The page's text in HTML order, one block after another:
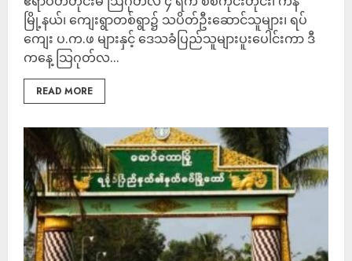
မြို့နယ်၊ ကျေးရွာတစ်ရွာ၌ သပိတ်ဦးဆောင်သူများ၊ ရပ်
ကျေး ပ.က.ဖ များနှင့် ဒေသခံပြည်သူများပူးပေါင်းကာ ဒီ
ကနေ့ သြဂုတ်လ...
READ MORE